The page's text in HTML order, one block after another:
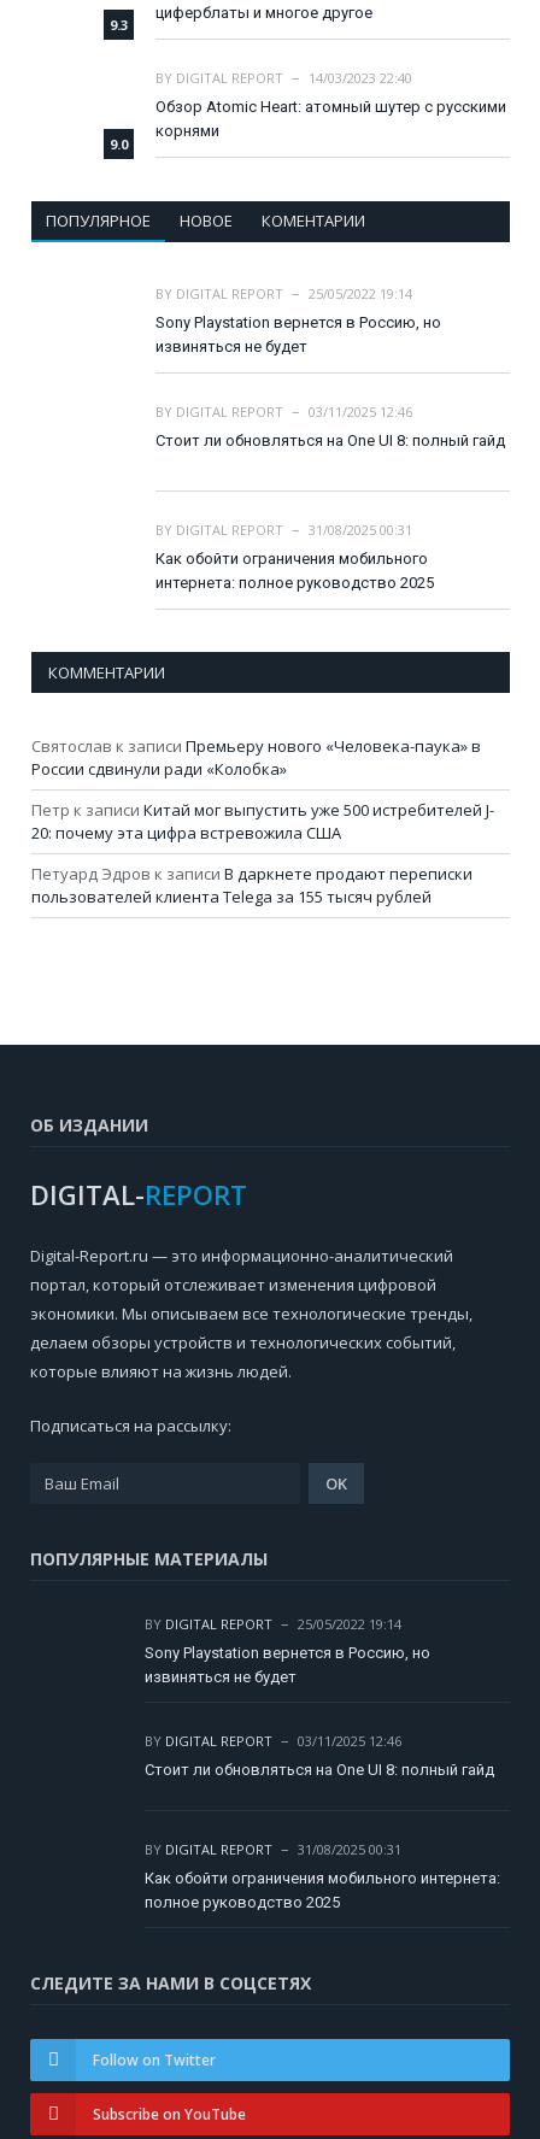
9.3
циферблаты и многое другое
9.0
BY DIGITAL REPORT
14/03/2023 22:40
Обзор Atomic Heart: атомный шутер с русскими
корнями
ПОПУЛЯРНОЕ НОВОЕ КОМЕНТАРИИ
BY DIGITAL REPORT
25/05/2022 19:14
Sony Playstation вернется в Россию, но
извиняться не будет
BY DIGITAL REPORT
03/11/2025 12:46
Стоит ли обновляться на One UI 8: полный гайд
BY DIGITAL REPORT
31/08/2025 00:31
Как обойти ограничения мобильного
интернета: полное руководство 2025
КОММЕНТАРИИ
Святослав к записи Премьеру нового «Человека-паука» в
России сдвинули ради «Колобка»
Петр к записи Китай мог выпустить уже 500 истребителей J-
20: почему эта цифра встревожила США
Петуард Эдров к записи В даркнете продают переписки
пользователей клиента Telega за 155 тысяч рублей
ОБ ИЗДАНИИ
DIGITAL-REPORT
Digital-Report.ru — это информационно-аналитический
портал, который отслеживает изменения цифровой
экономики. Мы описываем все технологические тренды,
делаем обзоры устройств и технологических событий,
которые влияют на жизнь людей.
Подписаться на рассылку:
ПОПУЛЯРНЫЕ МАТЕРИАЛЫ
BY DIGITAL REPORT
25/05/2022 19:14
Sony Playstation вернется в Россию, но
извиняться не будет
BY DIGITAL REPORT
03/11/2025 12:46
Стоит ли обновляться на One UI 8: полный гайд
BY DIGITAL REPORT
31/08/2025 00:31
Как обойти ограничения мобильного интернета:
полное руководство 2025
СЛЕДИТЕ ЗА НАМИ В СОЦСЕТЯХ
Follow on Twitter
Subscribe on YouTube